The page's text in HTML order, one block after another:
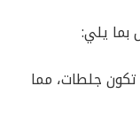
بما يلي:
جلطات، مما